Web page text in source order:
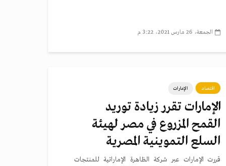
الجمعة، 26 مارس 2021، 3:22 م
اقتصاد الإمارات
الإمارات تقرر زيادة توريد
القمح المزروع في مصر لهيئة
السلع التموينية المصرية
قررت الإمارات عبر شركة الظاهرة الإماراتية للمنتجات